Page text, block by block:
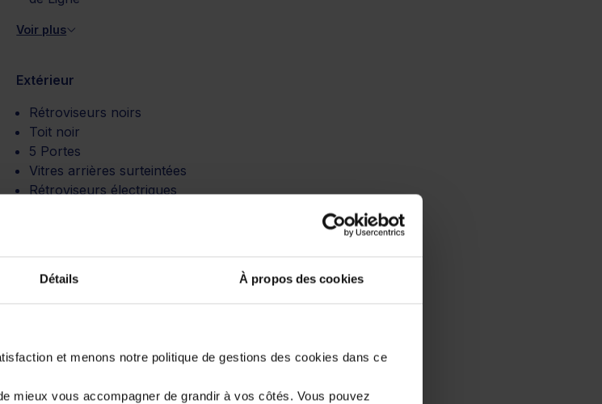
Détails À propos des cookies
et menons notre politique de gestions des cookies dans ce
mieux vous accompagner de grandir à vos côtés. Vous pouvez
Voir plus
Extérieur
Rétroviseurs noirs
Toit noir
5 Portes
Vitres arrières surteintées
Rétroviseurs électriques